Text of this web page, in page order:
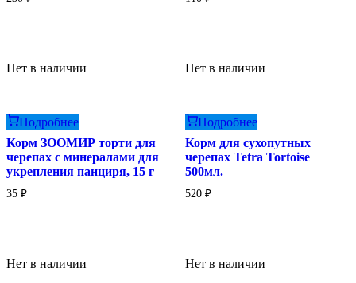
Нет в наличии
Подробнее
Корм ЗООМИР торти для
черепах с минералами для
укрепления панциря, 15 г
35 ₽
Нет в наличии
Подробнее
Корм для сухопутных
черепах Tetra Tortoise
500мл.
520 ₽
Нет в наличии Нет в наличии